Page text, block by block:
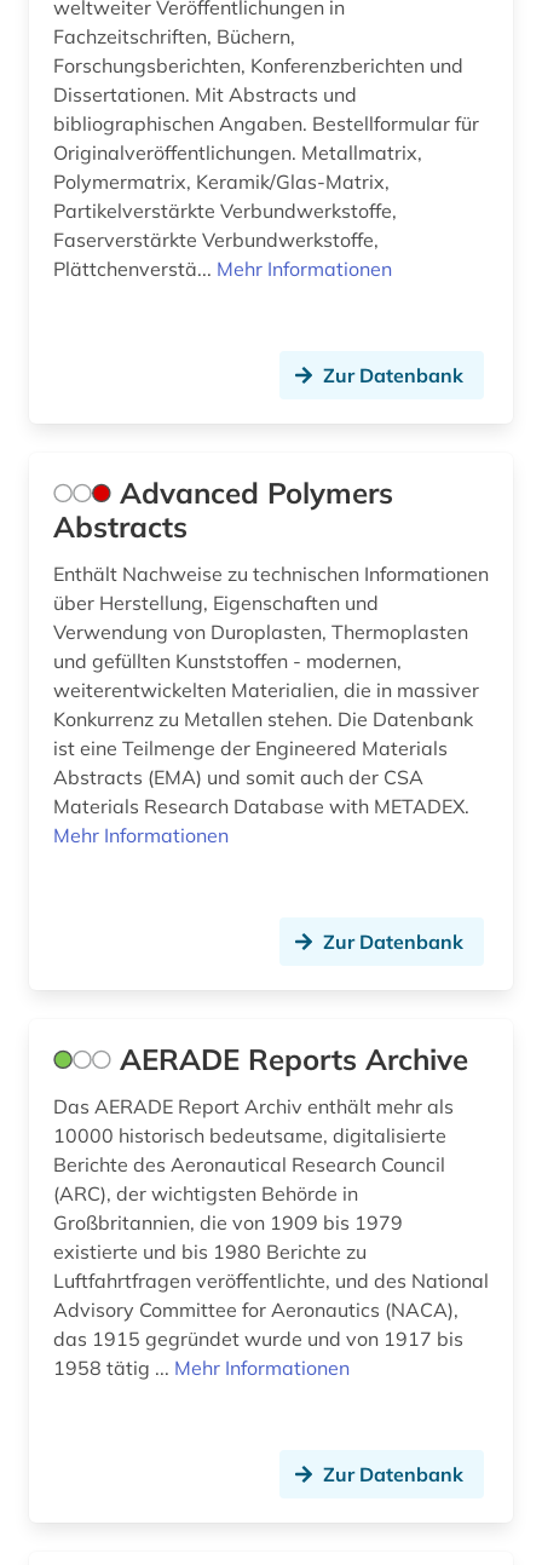
dvs-merkblatt (1)
dämpfung (1)
e-learning (5)
e-tutorial (1)
einbruchsicherung (2)
elektrofahrzeug (1)
elektronische bildverarbeitung (1)
elektronisches buch (31)
elektrotechnik (17)
elektrotechnik und elektronik (1)
en-norm (6)
energieforschung (2)
energietechnik (6)
engineering (1)
englisch (6)
english (1)
entwurf (1)
enzyklopädie (1)
weltweiter Veröffentlichungen in
Fachzeitschriften, Büchern,
Forschungsberichten, Konferenzberichten und
Dissertationen. Mit Abstracts und
bibliographischen Angaben. Bestellformular für
Originalveröffentlichungen. Metallmatrix,
Polymermatrix, Keramik/Glas-Matrix,
Partikelverstärkte Verbundwerkstoffe,
Faserverstärkte Verbundwerkstoffe,
Plättchenverstä... Mehr Informationen
Zur Datenbank
Advanced Polymers
Abstracts
Enthält Nachweise zu technischen Informationen
über Herstellung, Eigenschaften und
Verwendung von Duroplasten, Thermoplasten
und gefüllten Kunststoffen - modernen,
weiterentwickelten Materialien, die in massiver
Konkurrenz zu Metallen stehen. Die Datenbank
ist eine Teilmenge der Engineered Materials
Abstracts (EMA) und somit auch der CSA
Materials Research Database with METADEX.
Mehr Informationen
Zur Datenbank
AERADE Reports Archive
Das AERADE Report Archiv enthält mehr als
10000 historisch bedeutsame, digitalisierte
Berichte des Aeronautical Research Council
(ARC), der wichtigsten Behörde in
Großbritannien, die von 1909 bis 1979
existierte und bis 1980 Berichte zu
Luftfahrtfragen veröffentlichte, und des National
Advisory Committee for Aeronautics (NACA),
das 1915 gegründet wurde und von 1917 bis
1958 tätig ... Mehr Informationen
Zur Datenbank